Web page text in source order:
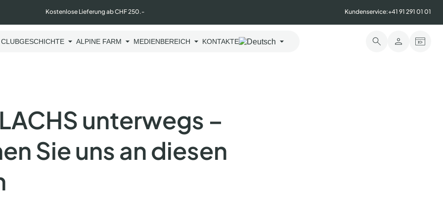
Kostenlose Lieferung ab CHF 250.- Kundenservice:+41 91 291 01 01
GESCHICHTE ALPINE FARM MEDIENBEREICH KONTAKTE
unterwegs –
Sie uns an diesen